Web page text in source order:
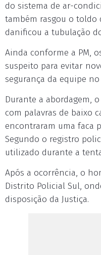
do sistema de ar-
também rasgou o toldo
danificou a tubulação
Ainda conforme a PM,
suspeito para evitar
segurança da equipe
Durante a abordagem,
com palavras de baixo
encontraram uma faca
Segundo o registro
utilizado durante a
Após a ocorrência, o
Distrito Policial Sul,
disposição da Justiça.